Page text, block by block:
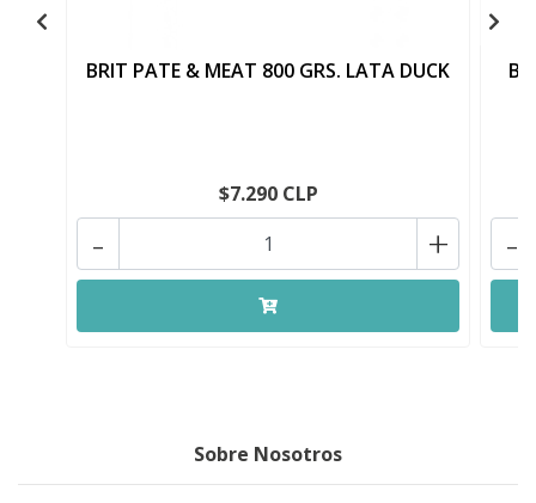
BRIT PATE & MEAT 800 GRS. LATA DUCK
$7.290 CLP
+
- -
Sobre Nosotros